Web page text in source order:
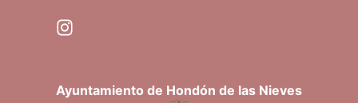
Ayuntamiento de Hondón de las Nieves